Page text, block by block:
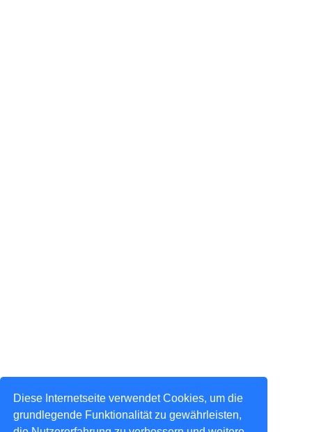
Diese Internetseite verwendet Cookies, um die
grundlegende Funktionalität zu gewährleisten,